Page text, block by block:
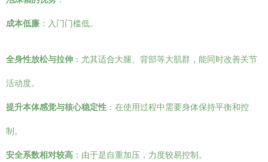
成本低廉 ：入门门槛低。
全身性放松与拉伸 ：尤其适合大腿、背部等大肌群，能同时改善关节
活动度。
提升本体感觉与核心稳定性 ：在使用过程中需要身体保持平衡和控
制。
安全系数相对较高 ：由于是自重加压，力度较易控制。